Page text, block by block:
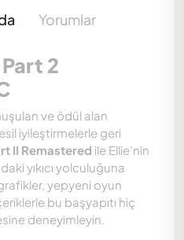
Yorumlar
2
ve ödül alan
iyileştirmelerle geri
II Remastered ile Ellie’nin
yıkıcı yolculuğuna
yepyeni oyun
bu başyapıtı hiç
deneyimleyin.